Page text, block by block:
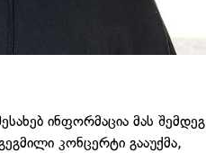
ინფორმაცია მას შემდეგ
კონცერტი გააუქმა,